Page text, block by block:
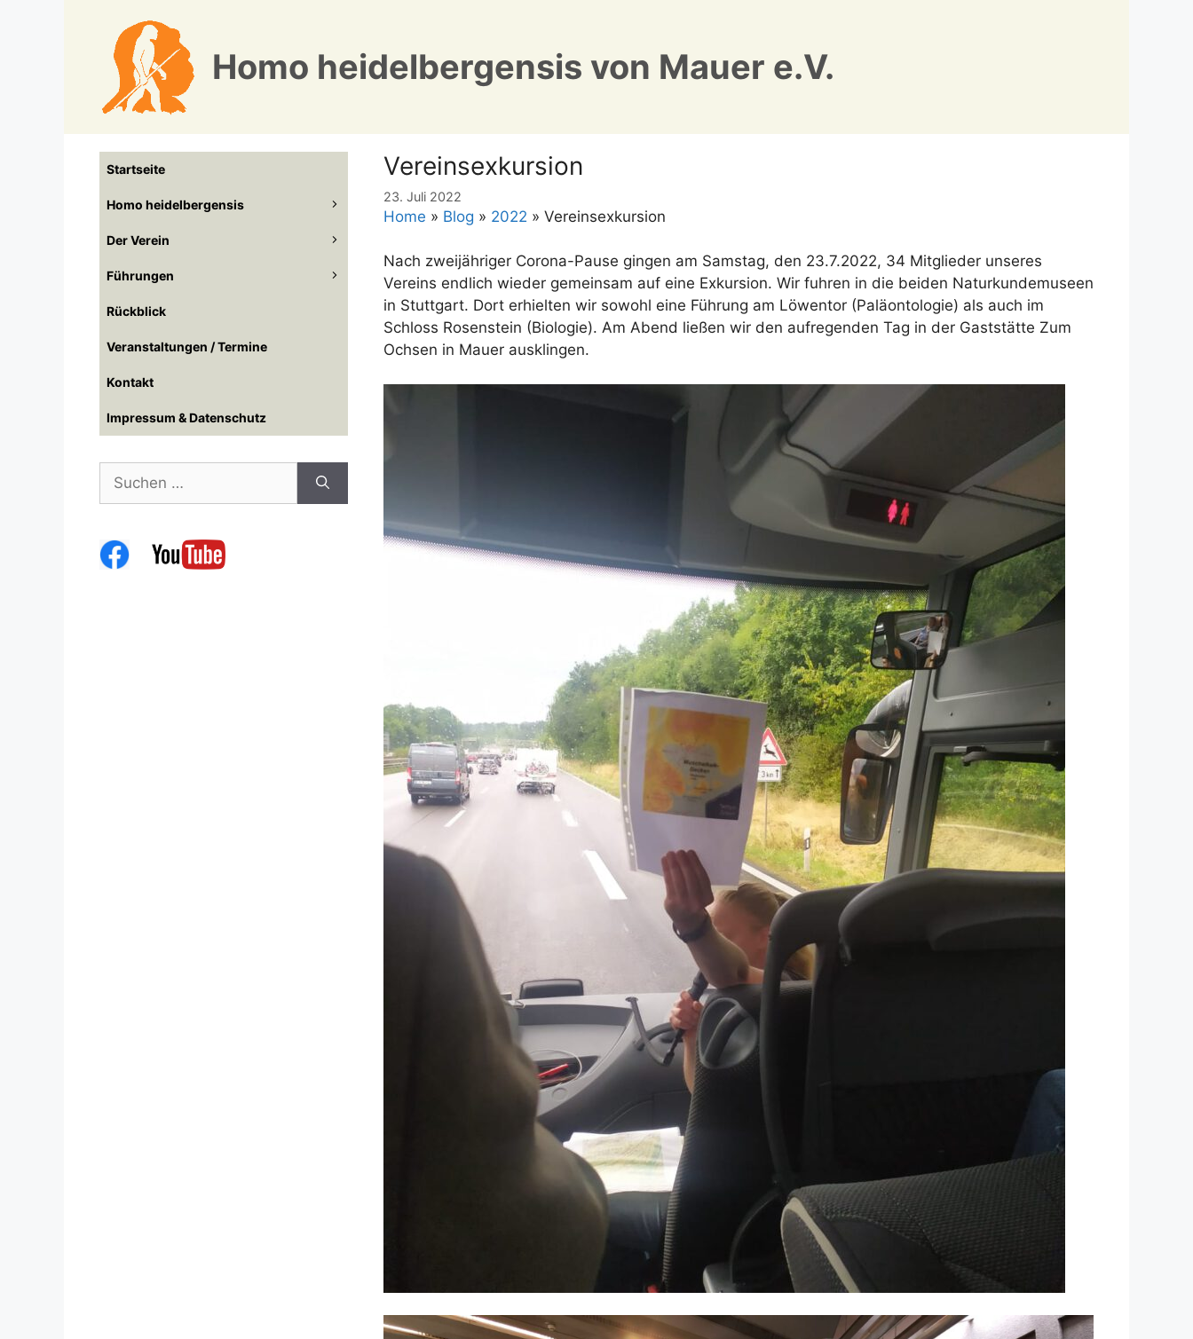
Homo heidelbergensis von Mauer e.V.
Vereinsexkursion
23. Juli 2022
Home » Blog » 2022 » Vereinsexkursion
Nach zweijähriger Corona-Pause gingen am Samstag, den 23.7.2022, 34 Mitglieder unseres
Vereins endlich wieder gemeinsam auf eine Exkursion. Wir fuhren in die beiden Naturkundemuseen
in Stuttgart. Dort erhielten wir sowohl eine Führung am Löwentor (Paläontologie) als auch im
Schloss Rosenstein (Biologie). Am Abend ließen wir den aufregenden Tag in der Gaststätte Zum
Ochsen in Mauer ausklingen.
Startseite
Homo heidelbergensis
Der Verein
Führungen
Rückblick
Veranstaltungen / Termine
Kontakt
Impressum & Datenschutz
nach: